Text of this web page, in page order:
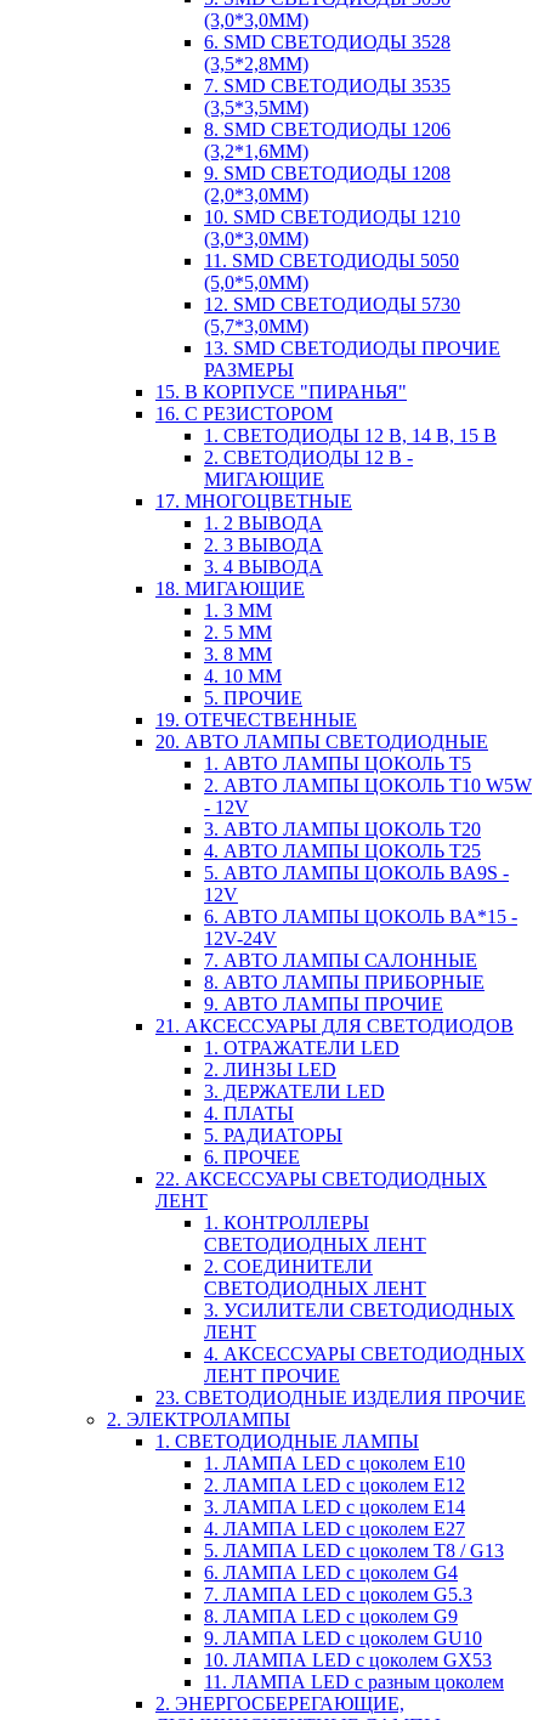
(3,0*3,0ММ)
6. SMD СВЕТОДИОДЫ 3528
(3,5*2,8ММ)
7. SMD СВЕТОДИОДЫ 3535
(3,5*3,5ММ)
8. SMD СВЕТОДИОДЫ 1206
(3,2*1,6ММ)
9. SMD СВЕТОДИОДЫ 1208
(2,0*3,0ММ)
10. SMD СВЕТОДИОДЫ 1210
(3,0*3,0ММ)
11. SMD СВЕТОДИОДЫ 5050
(5,0*5,0ММ)
12. SMD СВЕТОДИОДЫ 5730
(5,7*3,0ММ)
13. SMD СВЕТОДИОДЫ ПРОЧИЕ
РАЗМЕРЫ
15. В КОРПУСЕ "ПИРАНЬЯ"
16. С РЕЗИСТОРОМ
1. СВЕТОДИОДЫ 12 В, 14 В, 15 В
2. СВЕТОДИОДЫ 12 В -
МИГАЮЩИЕ
17. МНОГОЦВЕТНЫЕ
1. 2 ВЫВОДА
2. 3 ВЫВОДА
3. 4 ВЫВОДА
18. МИГАЮЩИЕ
1. 3 ММ
2. 5 ММ
3. 8 ММ
4. 10 ММ
5. ПРОЧИЕ
19. ОТЕЧЕСТВЕННЫЕ
20. АВТО ЛАМПЫ СВЕТОДИОДНЫЕ
1. АВТО ЛАМПЫ ЦОКОЛЬ T5
2. АВТО ЛАМПЫ ЦОКОЛЬ T10 W5W
- 12V
3. АВТО ЛАМПЫ ЦОКОЛЬ T20
4. АВТО ЛАМПЫ ЦОКОЛЬ T25
5. АВТО ЛАМПЫ ЦОКОЛЬ BA9S -
12V
6. АВТО ЛАМПЫ ЦОКОЛЬ BA*15 -
12V-24V
7. АВТО ЛАМПЫ САЛОННЫЕ
8. АВТО ЛАМПЫ ПРИБОРНЫЕ
9. АВТО ЛАМПЫ ПРОЧИЕ
21. АКСЕССУАРЫ ДЛЯ СВЕТОДИОДОВ
1. ОТРАЖАТЕЛИ LED
2. ЛИНЗЫ LED
3. ДЕРЖАТЕЛИ LED
4. ПЛАТЫ
5. РАДИАТОРЫ
6. ПРОЧЕЕ
22. АКСЕССУАРЫ СВЕТОДИОДНЫХ
ЛЕНТ
1. КОНТРОЛЛЕРЫ
СВЕТОДИОДНЫХ ЛЕНТ
2. СОЕДИНИТЕЛИ
СВЕТОДИОДНЫХ ЛЕНТ
3. УСИЛИТЕЛИ СВЕТОДИОДНЫХ
ЛЕНТ
4. АКСЕССУАРЫ СВЕТОДИОДНЫХ
ЛЕНТ ПРОЧИЕ
23. СВЕТОДИОДНЫЕ ИЗДЕЛИЯ ПРОЧИЕ
2. ЭЛЕКТРОЛАМПЫ
1. СВЕТОДИОДНЫЕ ЛАМПЫ
1. ЛАМПА LED c цоколем E10
2. ЛАМПА LED c цоколем E12
3. ЛАМПА LED c цоколем E14
4. ЛАМПА LED c цоколем E27
5. ЛАМПА LED c цоколем T8 / G13
6. ЛАМПА LED c цоколем G4
7. ЛАМПА LED c цоколем G5.3
8. ЛАМПА LED c цоколем G9
9. ЛАМПА LED c цоколем GU10
10. ЛАМПА LED c цоколем GX53
11. ЛАМПА LED c разным цоколем
2. ЭНЕРГОСБЕРЕГАЮЩИЕ,